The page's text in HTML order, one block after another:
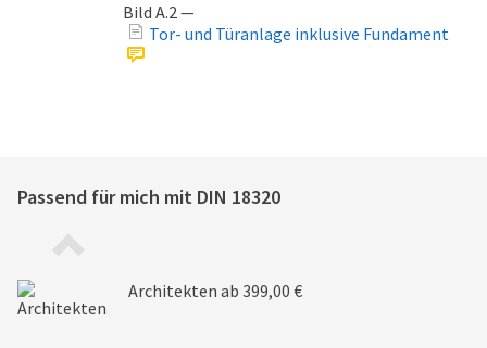
Bild A.2 —
Tor- und Türanlage inklusive Fundament
Passend für mich mit DIN 18320
Architekten ab 399,00 €